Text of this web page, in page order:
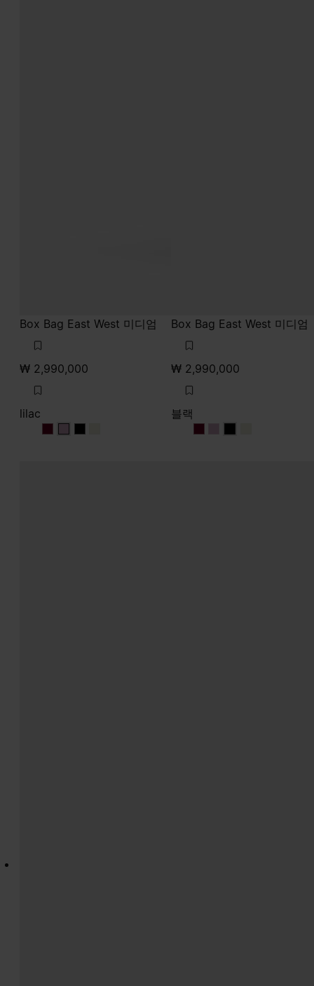
Box Bag East West 미디엄
₩ 2,990,000
lilac
lilaclilaclilac
Box Bag East West 미디엄
₩ 2,990,000
블랙
블랙 블랙블랙